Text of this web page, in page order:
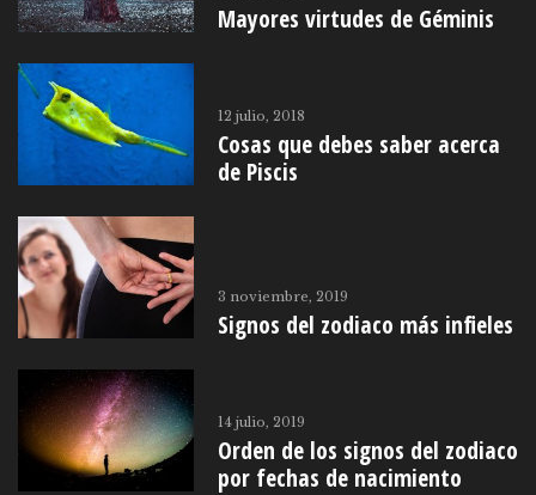
Mayores virtudes de Géminis
12 julio, 2018
Cosas que debes saber acerca
de Piscis
3 noviembre, 2019
Signos del zodiaco más infieles
14 julio, 2019
Orden de los signos del zodiaco
por fechas de nacimiento